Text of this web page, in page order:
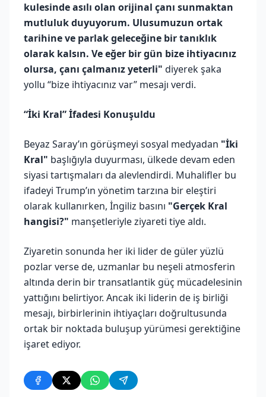
kulesinde asılı olan orijinal çanı sunmaktan
mutluluk duyuyorum. Ulusumuzun ortak
tarihine ve parlak geleceğine bir tanıklık
olarak kalsın. Ve eğer bir gün bize ihtiyacınız
olursa, çanı çalmanız yeterli" diyerek şaka
yollu “bize ihtiyacınız var” mesajı verdi.
“İki Kral” İfadesi Konuşuldu
Beyaz Saray’ın görüşmeyi sosyal medyadan "İki
Kral" başlığıyla duyurması, ülkede devam eden
siyasi tartışmaları da alevlendirdi. Muhalifler bu
ifadeyi Trump’ın yönetim tarzına bir eleştiri
olarak kullanırken, İngiliz basını "Gerçek Kral
hangisi?" manşetleriyle ziyareti tiye aldı.
Ziyaretin sonunda her iki lider de güler yüzlü
pozlar verse de, uzmanlar bu neşeli atmosferin
altında derin bir transatlantik güç mücadelesinin
yattığını belirtiyor. Ancak iki liderin de iş birliği
mesajı, birbirlerinin ihtiyaçları doğrultusunda
ortak bir noktada buluşup yürümesi gerektiğine
işaret ediyor.